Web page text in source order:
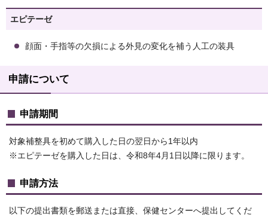
エピテーゼ
顔面・手指等の欠損による外見の変化を補う人工の装具
申請について
申請期間
対象補整具を初めて購入した日の翌日から1年以内
※エピテーゼを購入した日は、令和8年4月1日以降に限ります。
申請方法
以下の提出書類を郵送または直接、保健センターへ提出してくだ